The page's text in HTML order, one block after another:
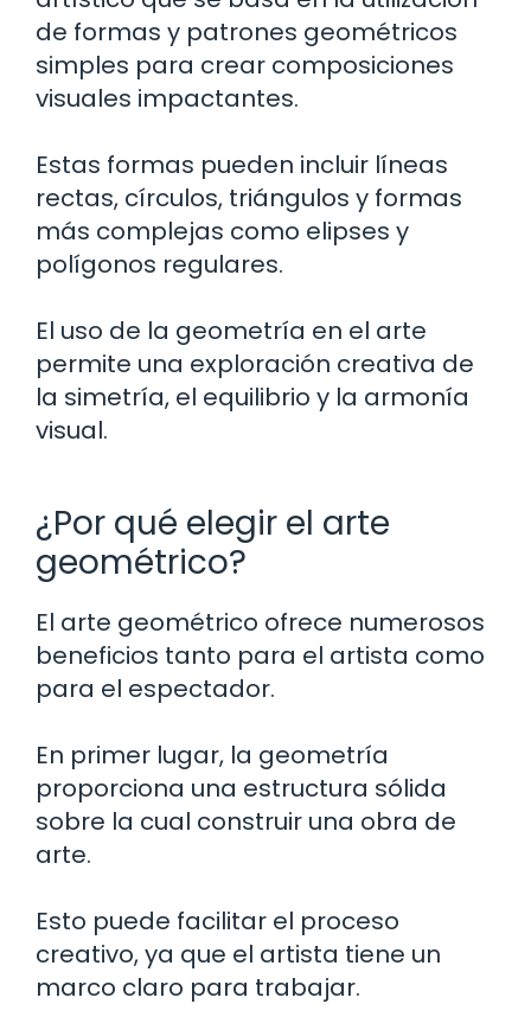
de formas y patrones geométricos
simples para crear composiciones
visuales impactantes.
Estas formas pueden incluir líneas
rectas, círculos, triángulos y formas
más complejas como elipses y
polígonos regulares.
El uso de la geometría en el arte
permite una exploración creativa de
la simetría, el equilibrio y la armonía
visual.
¿Por qué elegir el arte
geométrico?
El arte geométrico ofrece numerosos
beneficios tanto para el artista como
para el espectador.
En primer lugar, la geometría
proporciona una estructura sólida
sobre la cual construir una obra de
arte.
Esto puede facilitar el proceso
creativo, ya que el artista tiene un
marco claro para trabajar.